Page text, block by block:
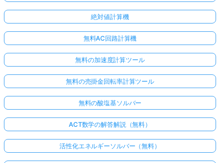
絶対値計算機
無料AC回路計算機
無料の加速度計算ツール
無料の売掛金回転率計算ツール
無料の酸塩基ソルバー
ACT数学の解答解説（無料）
活性化エネルギーソルバー（無料）